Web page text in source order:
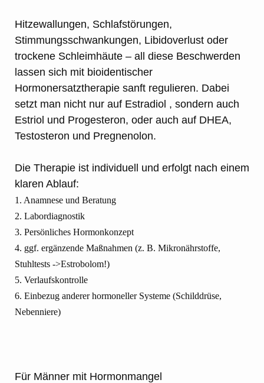
Hitzewallungen, Schlafstörungen,
Stimmungsschwankungen, Libidoverlust oder
trockene Schleimhäute – all diese Beschwerden
lassen sich mit bioidentischer
Hormonersatztherapie sanft regulieren. Dabei
setzt man nicht nur auf Estradiol , sondern auch
Estriol und Progesteron, oder auch auf DHEA,
Testosteron und Pregnenolon.
Die Therapie ist individuell und erfolgt nach einem
klaren Ablauf:
1. Anamnese und Beratung
2. Labordiagnostik
3. Persönliches Hormonkonzept
4. ggf. ergänzende Maßnahmen (z. B. Mikronährstoffe,
Stuhltests ->Estrobolom!)
5. Verlaufskontrolle
6. Einbezug anderer hormoneller Systeme (Schilddrüse,
Nebenniere)
Für Männer mit Hormonmangel